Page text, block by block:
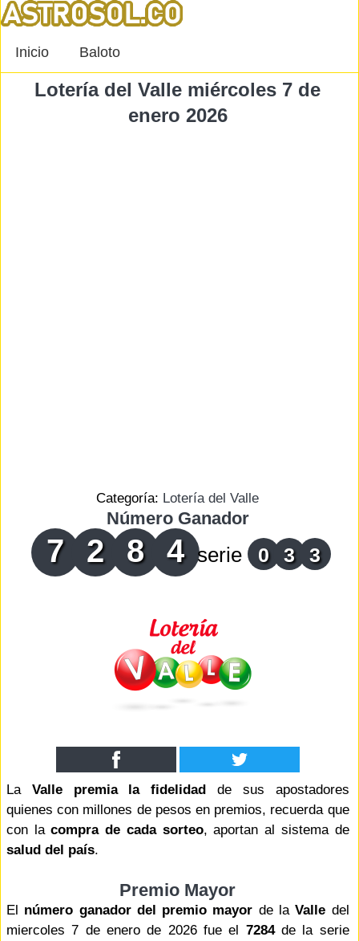
Inicio Baloto
Lotería del Valle miércoles 7 de
enero 2026
Categoría: Lotería del Valle
Número Ganador
7 2 8 4 serie 0 3 3
La Valle premia la fidelidad de sus apostadores
quienes con millones de pesos en premios, recuerda que
con lacompra de cada sorteo, aportan al sistema de
salud del país.
Premio Mayor
El número ganador del premio mayor de laValle del
miercoles 7 de enero de 2026 fue el 7284de la serie